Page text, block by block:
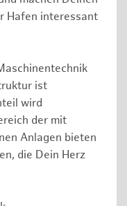
Hafen interessant
ist
wird
der mit
Anlagen bieten
die Dein Herz